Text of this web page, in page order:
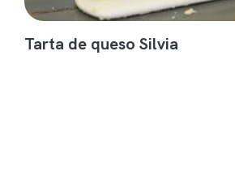
Tarta de queso Silvia